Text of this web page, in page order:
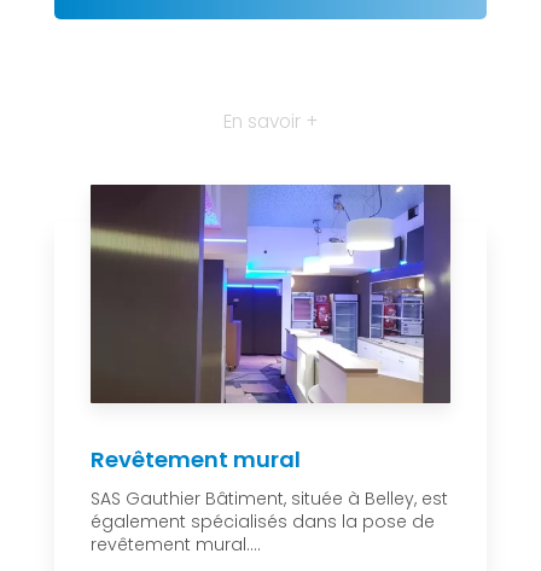
En savoir +
Revêtement mural
SAS Gauthier Bâtiment, située à Belley, est
également spécialisés dans la pose de
revêtement mural....